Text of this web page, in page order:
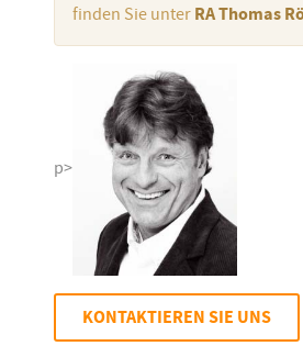
finden Sie unter RA Thomas
p>
KONTAKTIEREN SIE UNS